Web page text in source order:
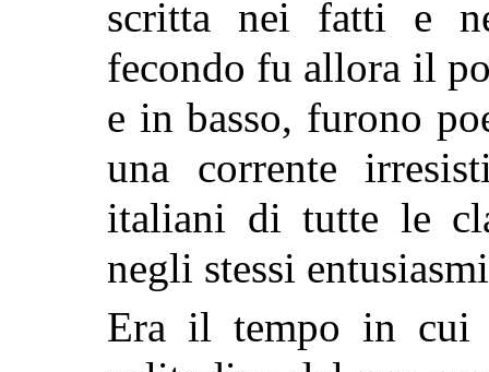
scritta nei fatti e
fecondo fu allora il
e in basso, furono
una corrente
italiani di tutte le
negli stessi
Era il tempo in cui